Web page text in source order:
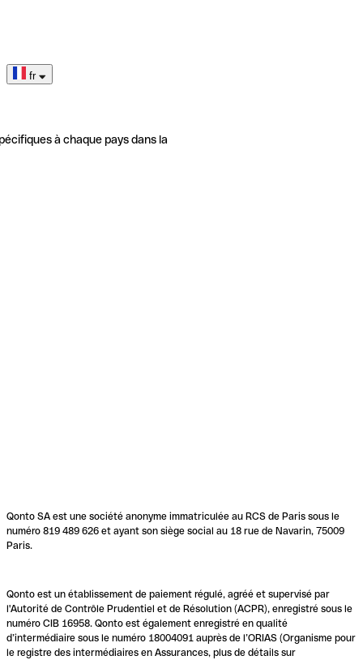
fr
à chaque pays dans la
Qonto SA est une société anonyme immatriculée au RCS de Paris sous le
numéro 819 489 626 et ayant son siège social au 18 rue de Navarin, 75009
Paris.
Qonto est un établissement de paiement régulé, agréé et supervisé par
l'Autorité de Contrôle Prudentiel et de Résolution (ACPR), enregistré sous le
numéro CIB 16958. Qonto est également enregistré en qualité
d’intermédiaire sous le numéro 18004091 auprès de l’ORIAS (Organisme pour
le registre des intermédiaires en Assurances, plus de détails sur